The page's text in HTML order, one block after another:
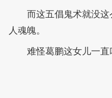
而这五倡鬼术就没
人魂魄。
难怪葛鹏这女儿一直